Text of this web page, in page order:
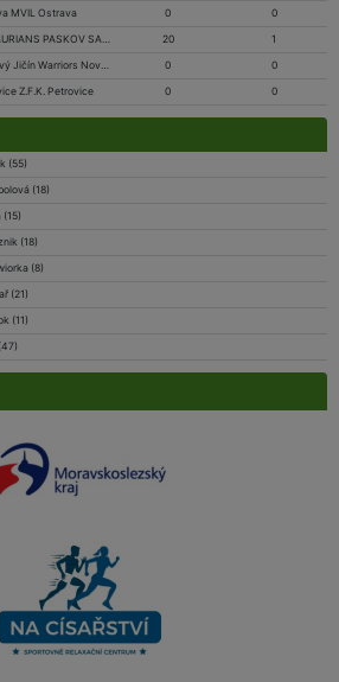
MVIL Ostrava 0 0
PASKOV SAURIANS PASKOV SAURIANS 20 1
Warriors Nový Jičín Warriors Nový Jičín 0 0
Z.F.K. Petrovice 0 0
(55)
(18)
(15)
(18)
(8)
(21)
(11)